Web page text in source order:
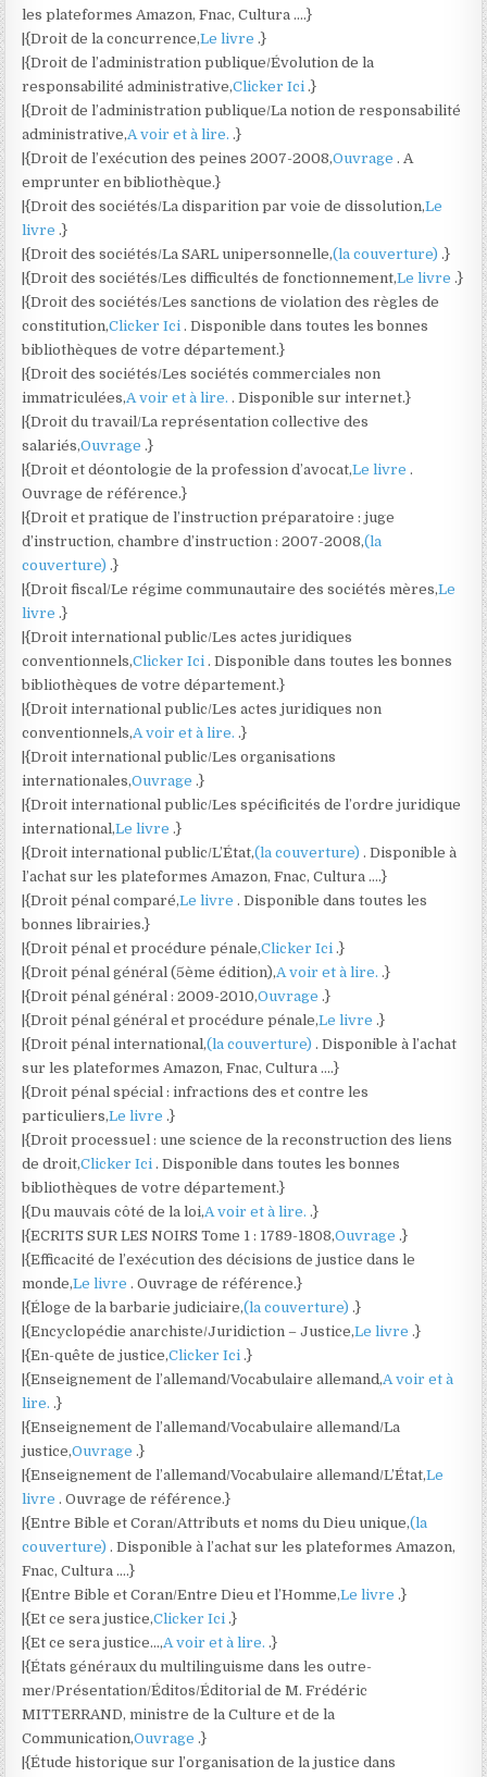
les plateformes Amazon, Fnac, Cultura ….}
|{Droit de la concurrence,Le livre.}
|{Droit de l’administration publique/Évolution de la
responsabilité administrative,Clicker Ici.}
|{Droit de l’administration publique/La notion de responsabilité
administrative,A voir et à lire..}
|{Droit de l’exécution des peines 2007-2008,Ouvrage. A
emprunter en bibliothèque.}
|{Droit des sociétés/La disparition par voie de dissolution,Le
livre.}
|{Droit des sociétés/La SARL unipersonnelle,(la couverture).}
|{Droit des sociétés/Les difficultés de fonctionnement,Le livre.}
|{Droit des sociétés/Les sanctions de violation des règles de
constitution,Clicker Ici. Disponible dans toutes les bonnes
bibliothèques de votre département.}
|{Droit des sociétés/Les sociétés commerciales non
immatriculées,A voir et à lire.. Disponible sur internet.}
|{Droit du travail/La représentation collective des
salariés,Ouvrage.}
|{Droit et déontologie de la profession d’avocat,Le livre.
Ouvrage de référence.}
|{Droit et pratique de l’instruction préparatoire : juge
d’instruction, chambre d’instruction : 2007-2008,(la
couverture).}
|{Droit fiscal/Le régime communautaire des sociétés mères,Le
livre.}
|{Droit international public/Les actes juridiques
conventionnels,Clicker Ici. Disponible dans toutes les bonnes
bibliothèques de votre département.}
|{Droit international public/Les actes juridiques non
conventionnels,A voir et à lire..}
|{Droit international public/Les organisations
internationales,Ouvrage.}
|{Droit international public/Les spécificités de l’ordre juridique
international,Le livre.}
|{Droit international public/L’État,(la couverture). Disponible à
l’achat sur les plateformes Amazon, Fnac, Cultura ….}
|{Droit pénal comparé,Le livre. Disponible dans toutes les
bonnes librairies.}
|{Droit pénal et procédure pénale,Clicker Ici.}
|{Droit pénal général (5ème édition),A voir et à lire..}
|{Droit pénal général : 2009-2010,Ouvrage.}
|{Droit pénal général et procédure pénale,Le livre.}
|{Droit pénal international,(la couverture). Disponible à l’achat
sur les plateformes Amazon, Fnac, Cultura ….}
|{Droit pénal spécial : infractions des et contre les
particuliers,Le livre.}
|{Droit processuel : une science de la reconstruction des liens
de droit,Clicker Ici. Disponible dans toutes les bonnes
bibliothèques de votre département.}
|{Du mauvais côté de la loi,A voir et à lire..}
|{ECRITS SUR LES NOIRS Tome 1 : 1789-1808,Ouvrage.}
|{Efficacité de l’exécution des décisions de justice dans le
monde,Le livre. Ouvrage de référence.}
|{Éloge de la barbarie judiciaire,(la couverture).}
|{Encyclopédie anarchiste/Juridiction – Justice,Le livre.}
|{En-quête de justice,Clicker Ici.}
|{Enseignement de l’allemand/Vocabulaire allemand,A voir et à
lire..}
|{Enseignement de l’allemand/Vocabulaire allemand/La
justice,Ouvrage.}
|{Enseignement de l’allemand/Vocabulaire allemand/L’État,Le
livre. Ouvrage de référence.}
|{Entre Bible et Coran/Attributs et noms du Dieu unique,(la
couverture). Disponible à l’achat sur les plateformes Amazon,
Fnac, Cultura ….}
|{Entre Bible et Coran/Entre Dieu et l’Homme,Le livre.}
|{Et ce sera justice,Clicker Ici.}
|{Et ce sera justice…,A voir et à lire..}
|{États généraux du multilinguisme dans les outre-
mer/Présentation/Éditos/Éditorial de M. Frédéric
MITTERRAND, ministre de la Culture et de la
Communication,Ouvrage.}
|{Étude historique sur l’organisation de la justice dans